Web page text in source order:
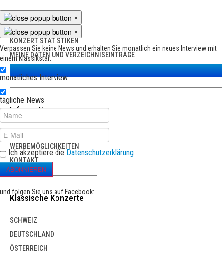
KONZERT EINTRAGEN
MEINE KONZERTE
KONZERT STATISTIKEN
MEINE DATEN UND VERZEICHNISEINTRÄGE
Informationen
ÜBER CLASSICPOINT
WERBEMÖGLICHKEITEN
KONTAKT
Klassische Konzerte
SCHWEIZ
DEUTSCHLAND
ÖSTERREICH
×
×
Verpassen Sie keine News und erhalten Sie monatlich ein neues Interview mit
einem Klassikstar:
monatliches Interview
tägliche News
Ich akzeptiere die Datenschutzerklärung
ABONNIEREN
und folgen Sie uns auf Facebook: